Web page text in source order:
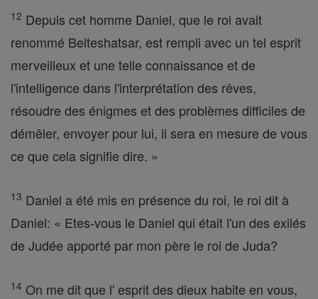
12 Depuis cet homme Daniel, que le roi avait
renommé Belteshatsar, est rempli avec un tel esprit
merveilleux et une telle connaissance et de
l'intelligence dans l'interprétation des rêves,
résoudre des énigmes et des problèmes difficiles de
démêler, envoyer pour lui, il sera en mesure de vous
ce que cela signifie dire. »
13 Daniel a été mis en présence du roi, le roi dit à
Daniel: « Etes-vous le Daniel qui était l'un des exilés
de Judée apporté par mon père le roi de Juda?
14 On me dit que l' esprit des dieux habite en vous,